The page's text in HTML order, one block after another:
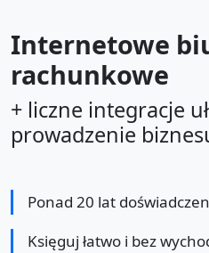
Internetowe
rachunkowe
+ liczne integracje
prowadzenie
Ponad 20 lat
Księguj łatwo i bez